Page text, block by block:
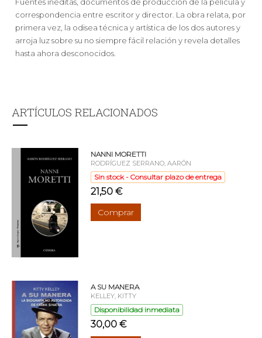
correspondencia entre escritor y director. La obra relata, por
primera vez, la odisea técnica y artística de los dos autores y
arroja luz sobre su no siempre fácil relación y revela detalles
hasta ahora desconocidos.
ARTÍCULOS RELACIONADOS
NANNI MORETTI
RODRÍGUEZ SERRANO, AARÓN
Sin stock - Consultar plazo de entrega
21,50 €
Comprar
A SU MANERA
KELLEY, KITTY
Disponibilidad inmediata
30,00 €